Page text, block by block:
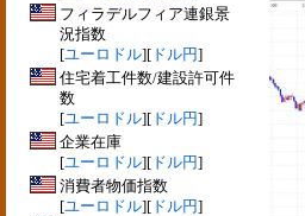
フィラデルフィア連銀景
況指数
[ユーロドル][ ドル円]
住宅着工件数/建設許可件
数
[ユーロドル][ ドル円]
企業在庫
[ユーロドル][ ドル円]
消費者物価指数
[ユーロドル][ ドル円]